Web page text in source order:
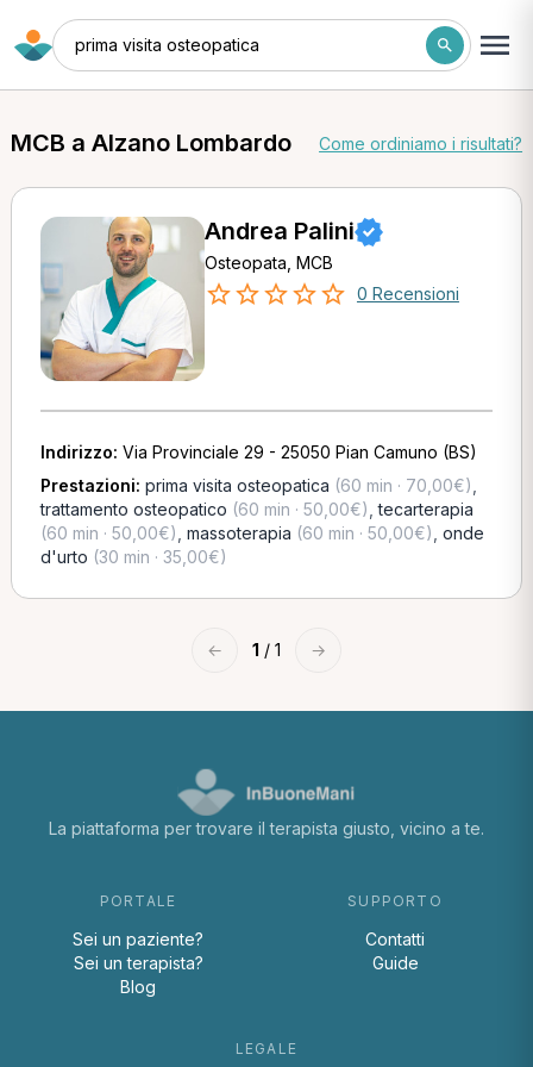
prima visita osteopatica
MCB a Alzano Lombardo Come ordiniamo i risultati?
Andrea Palini
Osteopata, MCB
0 Recensioni
Indirizzo: Via Provinciale 29 - 25050 Pian Camuno (BS)
Prestazioni: prima visita osteopatica (60 min · 70,00€)
trattamento osteopatico (60 min · 50,00€) ,tecarterapia
(60 min · 50,00€) massoterapia (60 min · 50,00€) onde
d'urto (30 min · 35,00€)
← 1 / 1 →
La piattaforma per trovare il terapista giusto, vicino a te.
PORTALE
Sei un paziente?
Sei un terapista?
Blog
SUPPORTO
Contatti
Guide
LEGALE